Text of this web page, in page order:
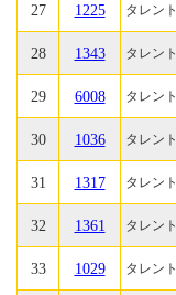
27 1225 タレント
28 1343 タレント
29 6008 タレント
30 1036 タレント
31 1317 タレント
32 1361 タレント
33 1029 タレント